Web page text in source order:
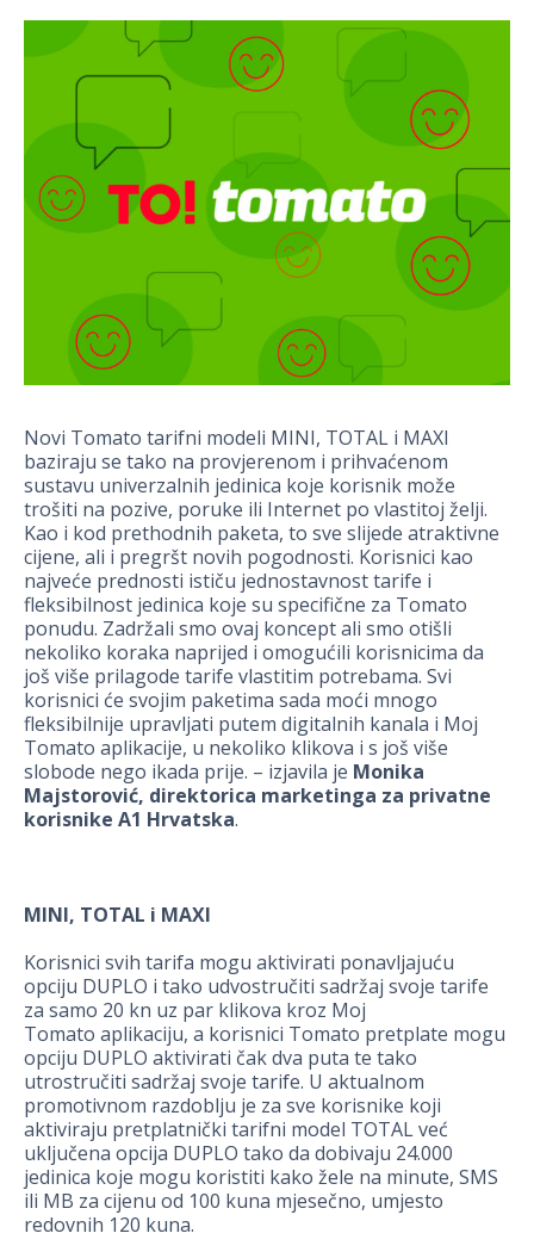
Novi Tomato tarifni modeli MINI, TOTAL i MAXI
baziraju se tako na provjerenom i prihvaćenom
sustavu univerzalnih jedinica koje korisnik može
trošiti na pozive, poruke ili Internet po vlastitoj želji.
Kao i kod prethodnih paketa, to sve slijede atraktivne
cijene, ali i pregršt novih pogodnosti. Korisnici kao
najveće prednosti ističu jednostavnost tarife i
fleksibilnost jedinica koje su specifične za Tomato
ponudu. Zadržali smo ovaj koncept ali smo otišli
nekoliko koraka naprijed i omogućili korisnicima da
još više prilagode tarife vlastitim potrebama. Svi
korisnici će svojim paketima sada moći mnogo
fleksibilnije upravljati putem digitalnih kanala i Moj
Tomato aplikacije, u nekoliko klikova i s još više
slobode nego ikada prije. – izjavila je Monika
Majstorović, direktorica marketinga za privatne
korisnike A1 Hrvatska.
MINI, TOTAL i MAXI
Korisnici svih tarifa mogu aktivirati ponavljajuću
opciju DUPLO i tako udvostručiti sadržaj svoje tarife
za samo 20 kn uz par klikova kroz Moj
Tomato aplikaciju, a korisnici Tomato pretplate mogu
opciju DUPLO aktivirati čak dva puta te tako
utrostručiti sadržaj svoje tarife. U aktualnom
promotivnom razdoblju je za sve korisnike koji
aktiviraju pretplatnički tarifni model TOTAL već
uključena opcija DUPLO tako da dobivaju 24.000
jedinica koje mogu koristiti kako žele na minute, SMS
ili MB za cijenu od 100 kuna mjesečno, umjesto
redovnih 120 kuna.